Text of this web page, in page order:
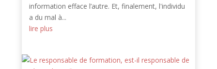
information efface l’autre. Et, finalement, l'individu
a du mal à...
lire plus